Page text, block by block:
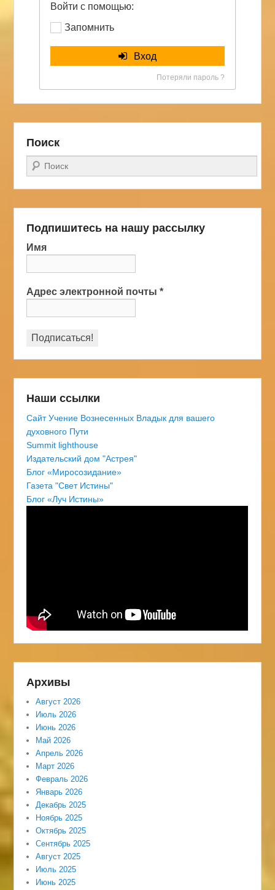
Войти с помощью:
Запомнить
Вход
Потеряли пароль ?
Поиск
Поиск
Подпишитесь на нашу рассылку
Имя
Адрес электронной почты*
Наши ссылки
Сайт Учение Вознесенных Владык для вашего
духовного Пути
Summit lighthouse
Издательский дом "Астрея"
Блог «Миросозидание»
Газета "Свет Истины"
Блог «Луч Истины»
Архивы
Август 2026
Июль 2026
Июнь 2026
Май 2026
Апрель 2026
Март 2026
Февраль 2026
Январь 2026
Декабрь 2025
Ноябрь 2025
Октябрь 2025
Сентябрь 2025
Август 2025
Июль 2025
Июнь 2025